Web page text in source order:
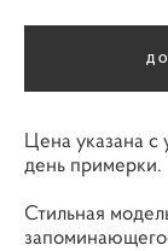
Цена указана с
день примерки.
Стильная